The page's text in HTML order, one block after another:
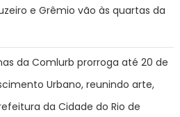
e Grêmio vão às quartas da
da Comlurb prorroga até 20 de
Urbano, reunindo arte,
da Cidade do Rio de